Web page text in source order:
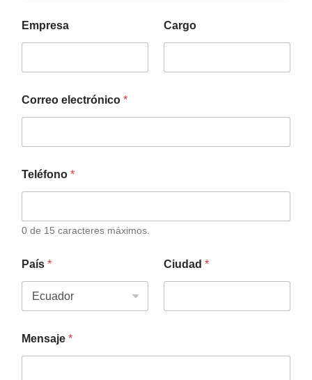
Empresa Cargo
Correo electrónico *
Teléfono *
0 de 15 caracteres máximos.
País * Ciudad *
Mensaje *